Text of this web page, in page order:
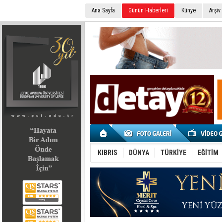
Ana Sayfa Günün Haberleri Künye Arşiv
KIBRIS DÜNYA TÜRKİYE EĞİTİM